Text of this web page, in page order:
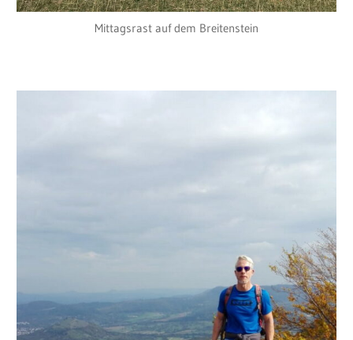
Mittagsrast auf dem Breitenstein